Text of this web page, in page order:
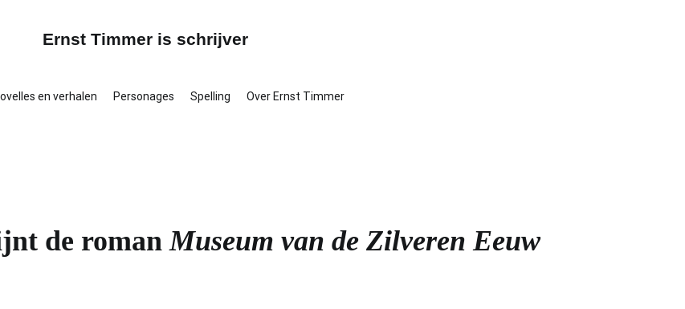
Ernst Timmer is schrijver
en verhalen Personages Spelling Over Ernst Timmer
de roman Museum van de Zilveren Eeuw